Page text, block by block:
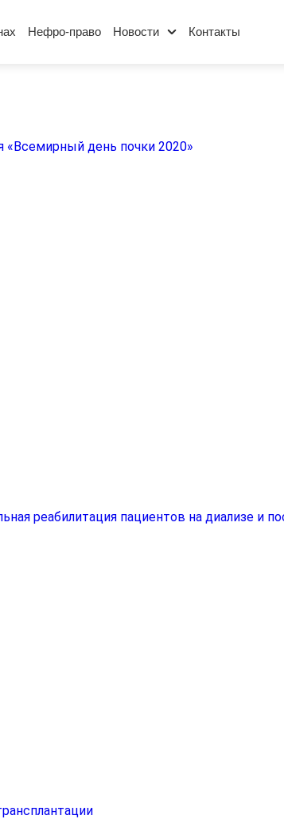
Нефро-право Новости Контакты
«Всемирный день почки 2020»
реабилитация пациентов на диализе и